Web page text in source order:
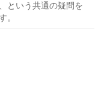
という共通の疑問を
。